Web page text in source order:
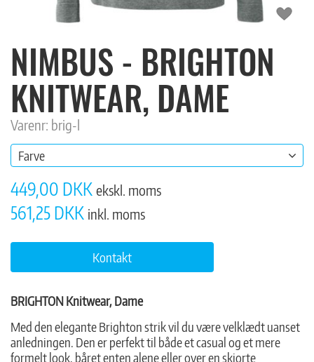
NIMBUS - BRIGHTON
KNITWEAR, DAME
Varenr: brig-l
Farve
449,00 DKK ekskl. moms
561,25 DKK inkl. moms
Kontakt
BRIGHTON Knitwear, Dame
Med den elegante Brighton strik vil du være velklædt uanset
anledningen. Den er perfekt til både et casual og et mere
formelt look, båret enten alene eller over en skjorte